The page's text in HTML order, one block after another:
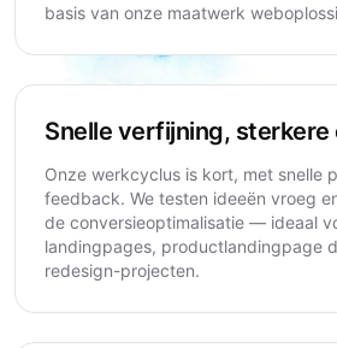
basis van onze maatwerk
Snelle verfijning, sterkere
Onze werkcyclus is kort, met snelle
feedback. We testen ideeën vroeg
de conversieoptimalisatie — ideaal
landingpages, productlandingpage
redesign-projecten.